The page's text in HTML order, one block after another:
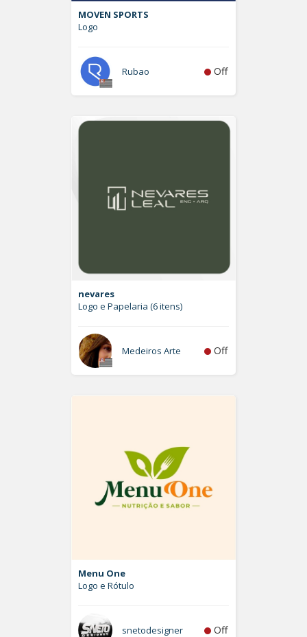
MOVEN SPORTS
Logo
Rubao Off
nevares
Logo e Papelaria (6 itens)
Medeiros Arte Off
Menu One
Logo e Rótulo
snetodesigner Off